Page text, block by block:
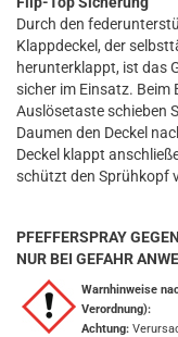
Durch den
Klappdeckel, der
herunterklappt, ist das
sicher im Einsatz. Beim
Auslösetaste schieben
Daumen den Deckel
Deckel klappt
schützt den Sprühkopf
PFEFFERSPRAY
NUR BEI GEFAHR
Warnhinweise
Verordnung):
Achtung: